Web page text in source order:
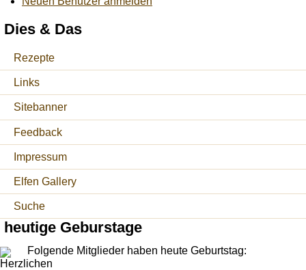
Dies & Das
Rezepte
Links
Sitebanner
Feedback
Impressum
Elfen Gallery
Suche
heutige Geburstage
Folgende Mitglieder haben heute Geburtstag: